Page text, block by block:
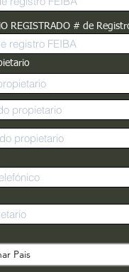
REGISTRADO # de